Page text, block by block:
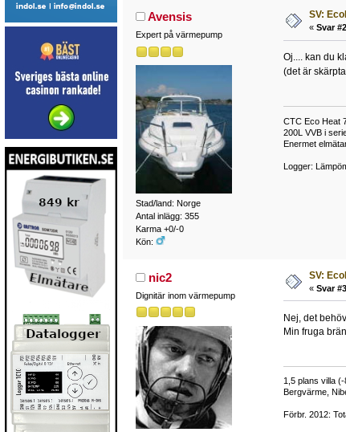
Avensis
Expert på värmepump
Stad/land: Norge
Antal inlägg: 355
Karma +0/-0
Kön:
SV:
« Svar
Oj.... kan du
(det är
CTC Eco Heat
200L VVB i
Enermet
Logger:
nic2
Dignitär inom värmepump
SV:
« Svar
Nej, det
Min fruga
1,5 plans villa
Bergvärme,
Förbr. 2012: